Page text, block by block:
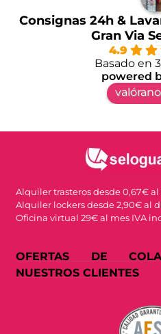
Consignas 24h &
Gran Via
4.9
Basado en
powered
Alquiler trasteros desde 0,67€ al
Alquiler lockers desde 2,90€ al
Oficina virtual 29€ al mes IVA
OFERTAS DE
NUESTROS CLIENTES